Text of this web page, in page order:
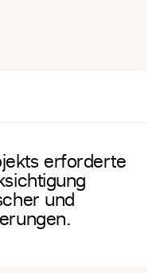
erforderte
und